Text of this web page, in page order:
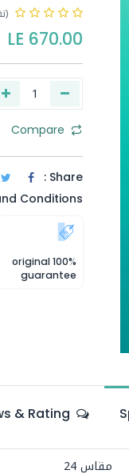
670.00
Compare
Share :
Conditions :
100% original
guarantee
مقاس 24